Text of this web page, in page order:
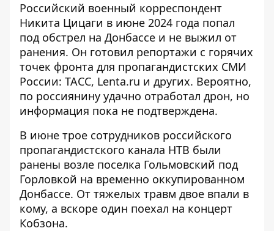
Российский военный корреспондент
Никита Цицаги в июне 2024 года попал
под обстрел на Донбассе и не выжил от
ранения. Он готовил репортажи с горячих
точек фронта для пропагандистских СМИ
России: ТАСС, Lenta.ru и других. Вероятно,
по россиянину удачно отработал дрон, но
информация пока не подтверждена.
В июне трое сотрудников российского
пропагандистского канала НТВ были
ранены возле поселка Гольмовский под
Горловкой на временно оккупированном
Донбассе. От тяжелых травм двое впали в
кому, а вскоре один поехал на концерт
Кобзона.